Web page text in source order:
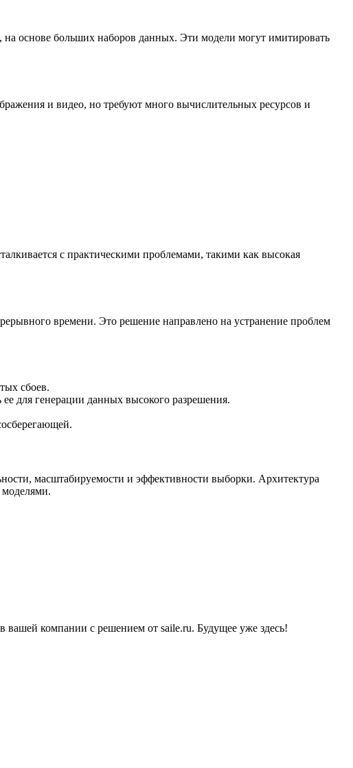
основе больших наборов данных. Эти модели могут имитировать
и видео, но требуют много вычислительных ресурсов и
с практическими проблемами, такими как высокая
времени. Это решение направлено на устранение проблем
сбоев.
для генерации данных высокого разрешения.
масштабируемости и эффективности выборки. Архитектура
компании с решением от saile.ru. Будущее уже здесь!